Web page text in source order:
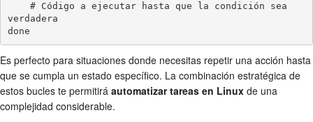
verdadera
Es perfecto para situaciones donde necesitas repetir una acción hasta
que se cumpla un estado específico. La combinación estratégica de
estos bucles te permitirá automatizar tareas en Linux de una
complejidad considerable.